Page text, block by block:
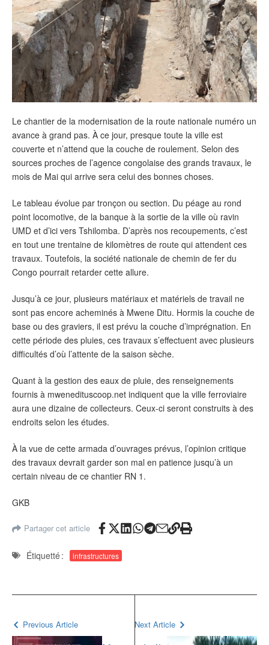
Le chantier de la modernisation de la route nationale numéro un
avance à grand pas. À ce jour, presque toute la ville est
couverte et n’attend que la couche de roulement. Selon des
sources proches de l’agence congolaise des grands travaux, le
mois de Mai qui arrive sera celui des bonnes choses.
Le tableau évolue par tronçon ou section. Du péage au rond
point locomotive, de la banque à la sortie de la ville où ravin
UMD et d’ici vers Tshilomba. D’après nos recoupements, c’est
en tout une trentaine de kilomètres de route qui attendent ces
travaux. Toutefois, la société nationale de chemin de fer du
Congo pourrait retarder cette allure.
Jusqu’à ce jour, plusieurs matériaux et matériels de travail ne
sont pas encore acheminés à Mwene Ditu. Hormis la couche de
base ou des graviers, il est prévu la couche d’imprégnation. En
cette période des pluies, ces travaux s’effectuent avec plusieurs
difficultés d’où l’attente de la saison sèche.
Quant à la gestion des eaux de pluie, des renseignements
fournis à mwenedituscoop.net indiquent que la ville ferroviaire
aura une dizaine de collecteurs. Ceux-ci seront construits à des
endroits selon les études.
À la vue de cette armada d’ouvrages prévus, l’opinion critique
des travaux devrait garder son mal en patience jusqu’à un
certain niveau de ce chantier RN 1.
GKB
Partager cet article
Étiquetté : infrastructures
Previous Article Next Article